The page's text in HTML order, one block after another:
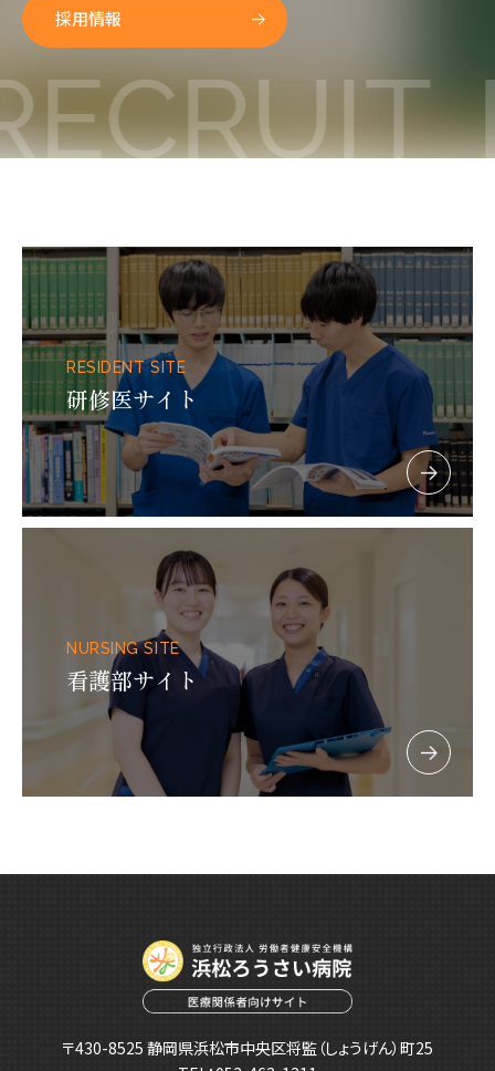
採用情報
RESIDENT SITE
研修医サイト
NURSING SITE
看護部サイト
〒430-8525 静岡県浜松市中央区将監（しょうげん）町25